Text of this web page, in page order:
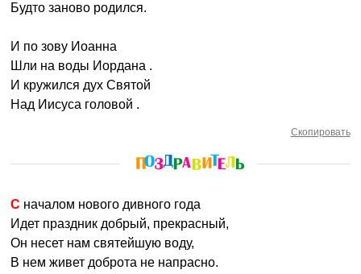
Будто заново родился.
И по зову Иоанна
Шли на воды Иордана .
И кружился дух Святой
Над Иисуса головой .
Скопировать
С началом нового дивного года
Идет праздник добрый, прекрасный,
Он несет нам святейшую воду,
В нем живет доброта не напрасно.